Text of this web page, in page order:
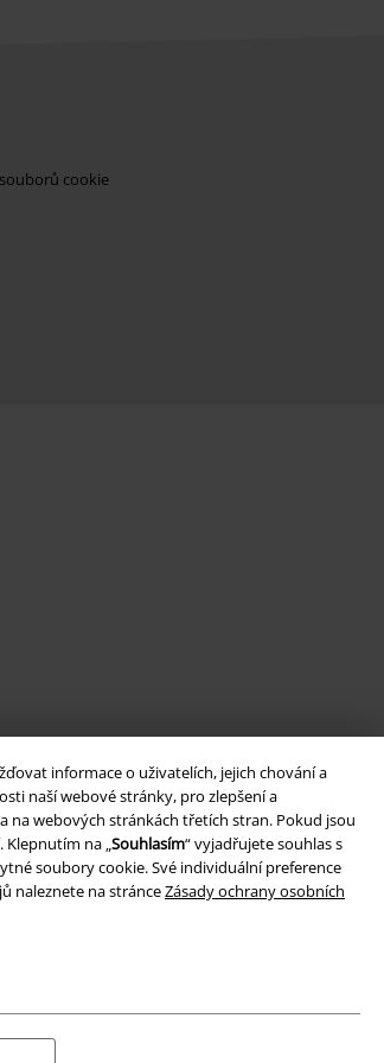
informace o uživatelích, jejich chování a
naší webové stránky, pro zlepšení a
na webových stránkách třetích stran. Pokud jsou
Klepnutím na „Souhlasím“ vyjadřujete souhlas s
soubory cookie. Své individuální preference
naleznete na stránceZásady ochrany osobních
cookie